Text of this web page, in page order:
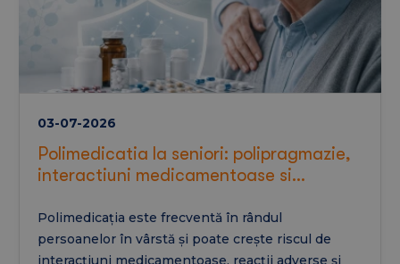
03-07-2026
Polimedicatia la seniori: polipragmazie,
interactiuni medicamentoase si
Polimedicația este frecventă în rândul
persoanelor în vârstă și poate crește riscul de
interacțiuni medicamentoase, reacții adverse și